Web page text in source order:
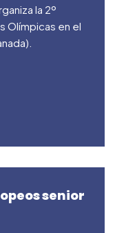
la 2º
Olímpicas en el
senior